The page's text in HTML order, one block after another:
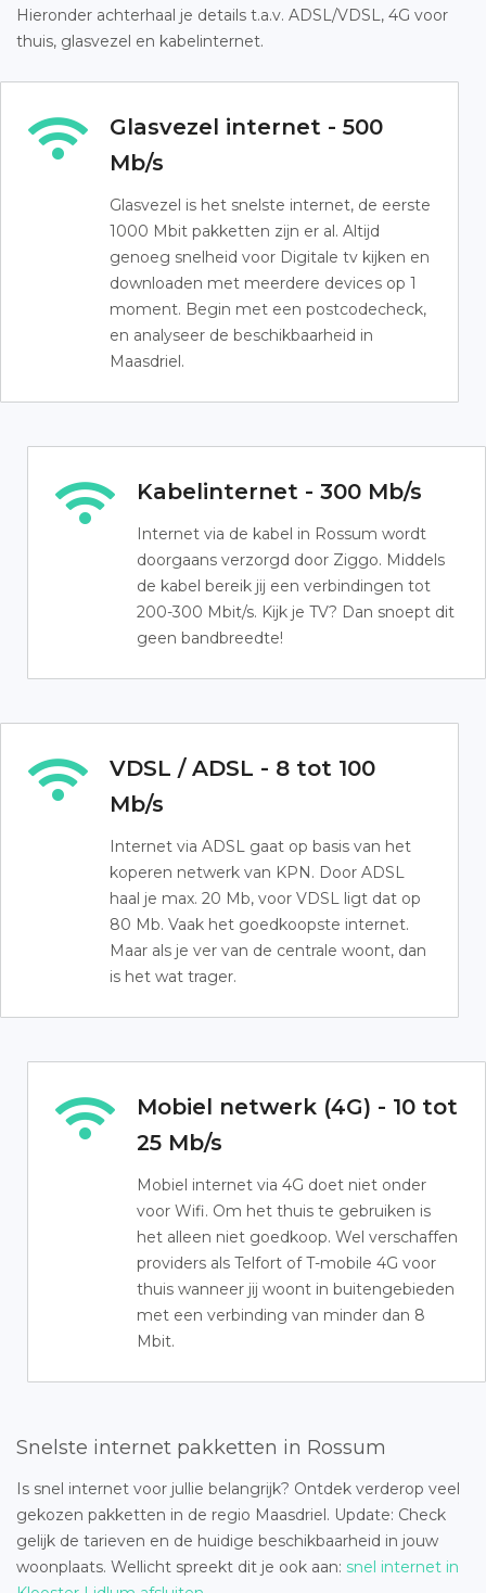
Hieronder achterhaal je details t.a.v. ADSL/VDSL, 4G voor
thuis, glasvezel en kabelinternet.
Glasvezel internet - 500
Mb/s
Glasvezel is het snelste internet, de eerste
1000 Mbit pakketten zijn er al. Altijd
genoeg snelheid voor Digitale tv kijken en
downloaden met meerdere devices op 1
moment. Begin met een postcodecheck,
en analyseer de beschikbaarheid in
Maasdriel.
Kabelinternet - 300 Mb/s
Internet via de kabel in Rossum wordt
doorgaans verzorgd door Ziggo. Middels
de kabel bereik jij een verbindingen tot
200-300 Mbit/s. Kijk je TV? Dan snoept dit
geen bandbreedte!
VDSL / ADSL - 8 tot 100
Mb/s
Internet via ADSL gaat op basis van het
koperen netwerk van KPN. Door ADSL
haal je max. 20 Mb, voor VDSL ligt dat op
80 Mb. Vaak het goedkoopste internet.
Maar als je ver van de centrale woont, dan
is het wat trager.
Mobiel netwerk (4G) - 10 tot
25 Mb/s
Mobiel internet via 4G doet niet onder
voor Wifi. Om het thuis te gebruiken is
het alleen niet goedkoop. Wel verschaffen
providers als Telfort of T-mobile 4G voor
thuis wanneer jij woont in buitengebieden
met een verbinding van minder dan 8
Mbit.
Snelste internet pakketten in Rossum
Is snel internet voor jullie belangrijk? Ontdek verderop veel
gekozen pakketten in de regio Maasdriel. Update: Check
gelijk de tarieven en de huidige beschikbaarheid in jouw
woonplaats. Wellicht spreekt dit je ook aan: snel internet in